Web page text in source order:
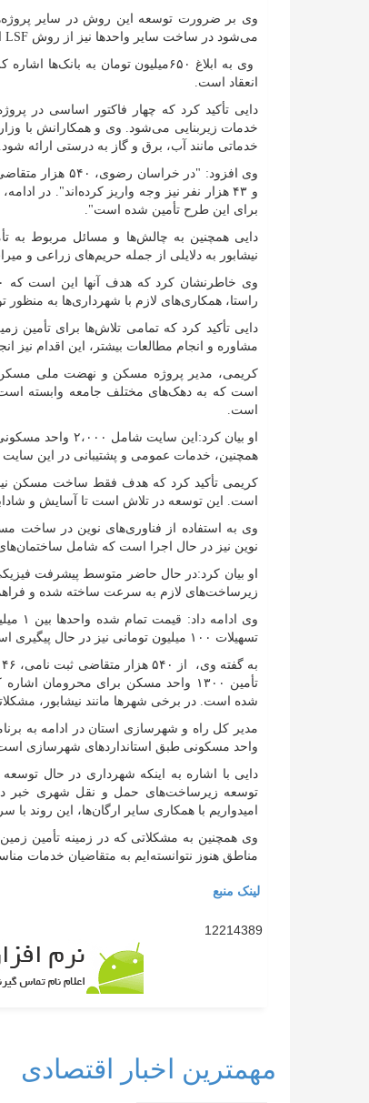
وی بر ضرورت توسعه این روش در سایر
می‌شود در ساخت سایر واحدها نیز از روش LSF استفاده شود.
وی به ابلاغ ۶۵۰میلیون تومان به
انعقاد است.
دایی تأکید کرد که چهار فاکتور اساسی در
خدمات زیربنایی می‌شود. وی و همکارانش با
خدماتی مانند آب، برق و گاز به درستی ارائه شود.
برای این طرح تأمین شده است".
دایی همچنین به چالش‌ها و مسائل مربوط به
نیشابور به دلایلی از جمله حریم‌های زراعی و
راستا، همکاری‌های لازم با شهرداری‌ها به
دایی تأکید کرد که تمامی تلاش‌ها برای
مشاوره و انجام مطالعات بیشتر، این اقدام نیز
کریمی، مدیر پروژه مسکن و نهضت ملی
است که به دهک‌های مختلف جامعه وابسته
است.
همچنین، خدمات عمومی و پشتیبانی در این
کریمی تأکید کرد که هدف فقط ساخت مسکن
است. این توسعه در تلاش است تا آسایش و
وی به استفاده از فناوری‌های نوین در ساخت
نوین نیز در حال اجرا است که شامل
زیرساخت‌های لازم به سرعت ساخته شده و
تسهیلات ۱۰۰ میلیون تومانی نیز در حال پیگیری است.
تأمین ۱۳۰۰ واحد مسکن برای
شده است. در برخی شهرها مانند نیشابور،
واحد مسکونی طبق استانداردهای شهرسازی
دایی با اشاره به اینکه شهرداری در حال
توسعه زیرساخت‌های حمل و نقل شهری خبر
امیدواریم با همکاری سایر ارگان‌ها، این روند
وی همچنین به مشکلاتی که در زمینه تأمین
مناطق هنوز نتوانسته‌ایم به متقاضیان خدمات
لینک منبع
12214389
مهمترین اخبار اقتصادی